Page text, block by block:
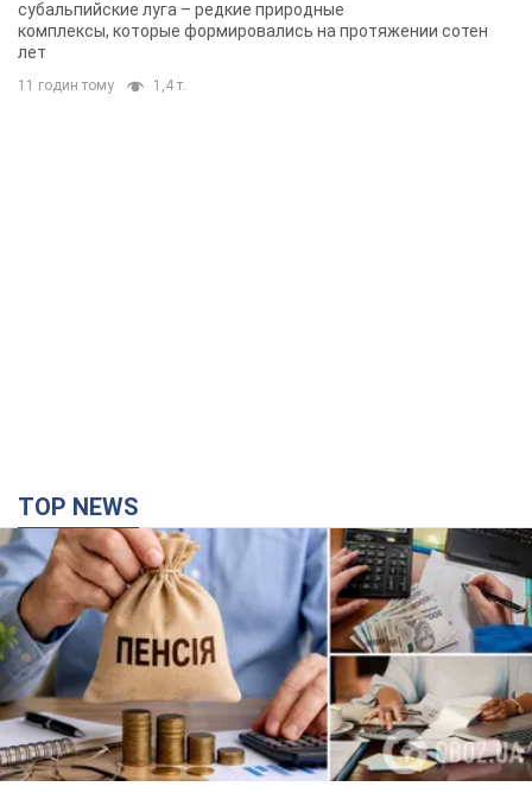
субальпийские луга – редкие природные
комплексы, которые формировались на протяжении сотен
лет
11 годин тому 1,4 т.
TOP NEWS